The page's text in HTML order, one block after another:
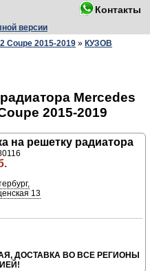
Контакты
версии
Coupe 2015-2019 » КУЗОВ
Mercedes
2015-2019
на решетку радиатора
13
ДОСТАВКА ВО ВСЕ РЕГИОНЫ